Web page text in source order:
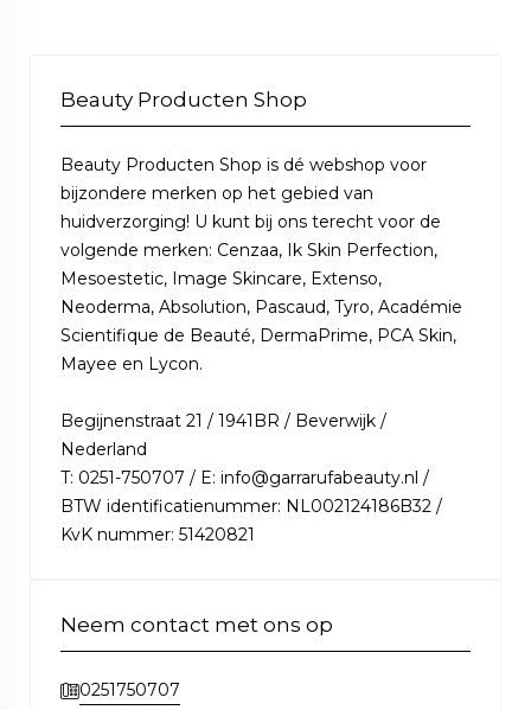
Beauty Producten Shop
Beauty Producten Shop is dé webshop voor
bijzondere merken op het gebied van
huidverzorging! U kunt bij ons terecht voor de
volgende merken: Cenzaa, Ik Skin Perfection,
Mesoestetic, Image Skincare, Extenso,
Neoderma, Absolution, Pascaud, Tyro, Académie
Scientifique de Beauté, DermaPrime, PCA Skin,
Mayee en Lycon.
Begijnenstraat 21 / 1941BR / Beverwijk /
Nederland
T: 0251-750707 / E: info@garrarufabeauty.nl /
BTW identificatienummer: NL002124186B32 /
KvK nummer: 51420821
Neem contact met ons op
0251750707